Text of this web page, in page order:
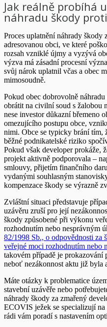
Jak reálně probíhá
náhradu škody
Proces uplatnění náhrady škody
adresovanou obci, ve které
rozsah vzniklé újmy a vyzývá
výzva má zásadní procesní
svůj nárok uplatnil včas a obec
mimosoudně.
Pokud obec dobrovolně
obrátit na civilní soud s žalobou
nese investor důkazní břemeno
omezujícího postupu obce,
nimi. Obce se typicky brání tím,
běžné podnikatelské riziko
Pokud však developer prokáže,
projekt aktivně podporovala –
smlouvy, přijetím finančního
vydanými souhlasným
kompenzace škody se výrazně
Zvláštní situaci představuje
uzávěru zruší pro její
škody způsobené při výkonu
rozhodnutím nebo nesprávným
82/1998 Sb., o odpovědnosti za
veřejné moci rozhodnutím nebo
takovém případě je prokazování
neboť nezákonnost aktu již byla
Máte otázky k problematice
stavební uzávěře nebo
náhrady škody za zmařený
ECOVIS ježek se specializují na
rádi vám poradí s nastavením